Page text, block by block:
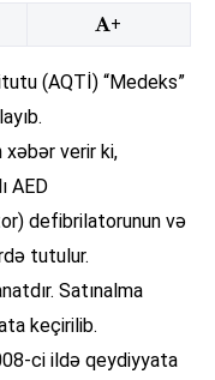
+
(AQTİ) “Medeks”
xəbər verir ki,
AED
defibrilatorunun və
tutulur.
Satınalma
keçirilib.
ci ildə qeydiyyata